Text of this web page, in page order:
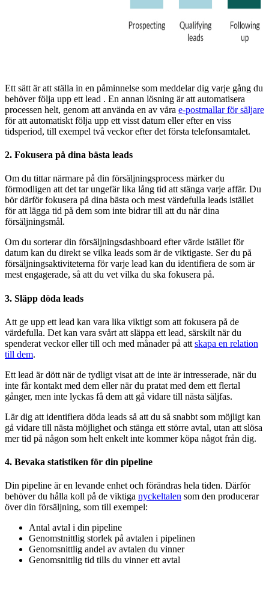
Ett sätt är att ställa in en påminnelse som meddelar dig varje gång du
behöver följa upp ett lead . En annan lösning är att automatisera
processen helt, genom att använda en av våra e-postmallar för säljare
för att automatiskt följa upp ett visst datum eller efter en viss
tidsperiod, till exempel två veckor efter det första telefonsamtalet.
2. Fokusera på dina bästa leads
Om du tittar närmare på din försäljningsprocess märker du
förmodligen att det tar ungefär lika lång tid att stänga varje affär. Du
bör därför fokusera på dina bästa och mest värdefulla leads istället
för att lägga tid på dem som inte bidrar till att du når dina
försäljningsmål.
Om du sorterar din försäljningsdashboard efter värde istället för
datum kan du direkt se vilka leads som är de viktigaste. Ser du på
försäljningsaktiviteterna för varje lead kan du identifiera de som är
mest engagerade, så att du vet vilka du ska fokusera på.
3. Släpp döda leads
Att ge upp ett lead kan vara lika viktigt som att fokusera på de
värdefulla. Det kan vara svårt att släppa ett lead, särskilt när du
spenderat veckor eller till och med månader på att skapa en relation
till dem.
Ett lead är dött när de tydligt visat att de inte är intresserade, när du
inte får kontakt med dem eller när du pratat med dem ett flertal
gånger, men inte lyckas få dem att gå vidare till nästa säljfas.
Lär dig att identifiera döda leads så att du så snabbt som möjligt kan
gå vidare till nästa möjlighet och stänga ett större avtal, utan att slösa
mer tid på någon som helt enkelt inte kommer köpa något från dig.
4. Bevaka statistiken för din pipeline
Din pipeline är en levande enhet och förändras hela tiden. Därför
behöver du hålla koll på de viktiga nyckeltalen som den producerar
över din försäljning, som till exempel:
Antal avtal i din pipeline
Genomstnittlig storlek på avtalen i pipelinen
Genomsnittlig andel av avtalen du vinner
Genomsnittlig tid tills du vinner ett avtal